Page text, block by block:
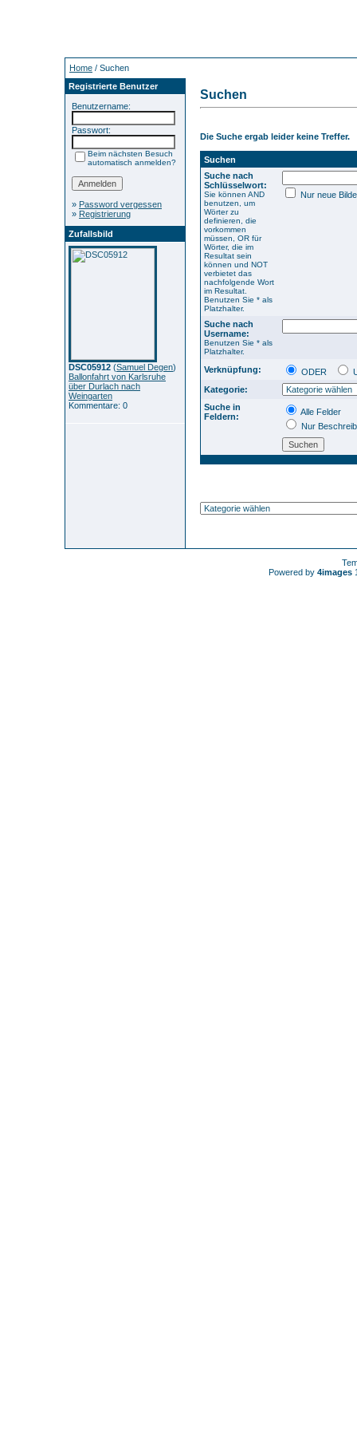
Home / Suchen
Registrierte Benutzer
Benutzername:
Passwort:
Beim nächsten Besuch
automatisch anmelden?
» Password vergessen
» Registrierung
Zufallsbild
DSC05912 (Samuel Degen)
Ballonfahrt von Karlsruhe
über Durlach nach
Weingarten
Kommentare: 0
Suchen
Die Suche ergab leider keine Treffer.
Suchen
Suche nach
Schlüsselwort:
Sie können AND
benutzen, um
Wörter zu
definieren, die
vorkommen
müssen, OR für
Wörter, die im
Resultat sein
können und NOT
verbietet das
nachfolgende Wort
im Resultat.
Benutzen Sie * als
Platzhalter.
Nur neue
Suche nach
Username:
Benutzen Sie * als
Platzhalter.
Verknüpfung: ODER
Kategorie:
Suche in
Feldern:
Alle Felder
Nur
Powered by 4images